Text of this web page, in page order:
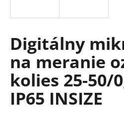
Digitálny
na meranie
kolies 25-50/
IP65 INSIZE
s
ť
?